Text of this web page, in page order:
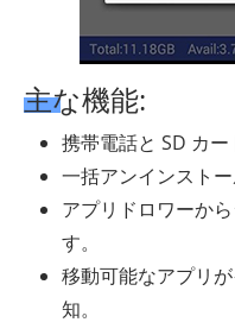
主な機能:
携帯電話と SD カー
一括アンインストー
アプリドロワーか
す。
移動可能なアプリ
知。